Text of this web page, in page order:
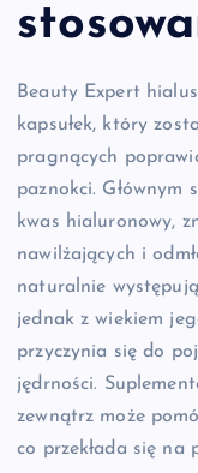
Beauty Expert
kapsułek, który
pragnących
paznokci. Głównym
kwas hialuronowy,
nawilżających i
naturalnie
jednak z wiekiem
przyczynia się do
jędrności.
zewnątrz może
co przekłada się na